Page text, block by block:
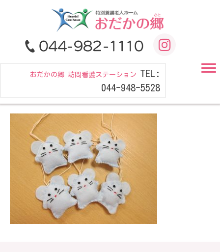
おだかの郷 訪問看護ステーション TEL:
044-948-5528